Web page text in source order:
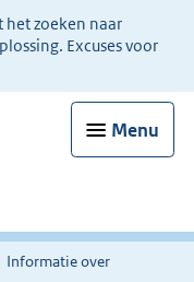
zoeken naar
Excuses voor
Menu
Informatie over